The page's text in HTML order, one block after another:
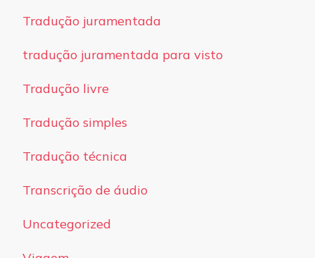
Tradução juramentada
tradução juramentada para visto
Tradução livre
Tradução simples
Tradução técnica
Transcrição de áudio
Uncategorized